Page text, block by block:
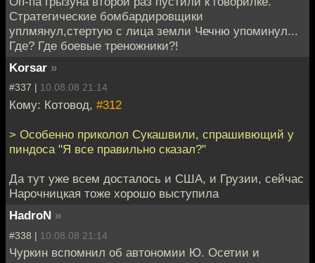
Стратегические бомбардировщики
уплмянул,стертую с лица земли Чечню упоминул...
Где? Где боевые треножники?!
Korsar »
#337 | 10.08.08 21:14
Кому: Котовод, #312
> Особенно приколол Сукашвили, спрашивющий у
пиндоса "Я все правильно сказал?"
Да тут уже всем досталось и США, и Грузии, сейчас
Нарочницкая тоже хорошо выступила
HadroN »
#338 | 10.08.08 21:14
Чуркин вспомнил об автономии Ю. Осетии и